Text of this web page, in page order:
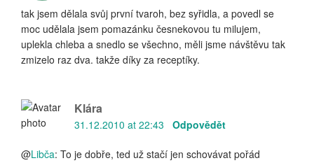
tak jsem dělala svůj první tvaroh, bez syřidla, a povedl se
moc udělala jsem pomazánku česnekovou tu milujem,
uplekla chleba a snedlo se všechno, měli jsme návštěvu tak
zmizelo raz dva. takže díky za receptíky.
Klára
31.12.2010 at 22:43 Odpovědět
@Libča: To je dobře, ted už stačí jen schovávat pořád